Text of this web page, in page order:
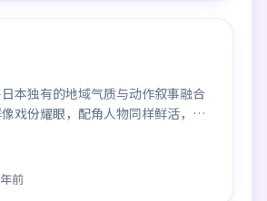
日本独有的地域气质与动作叙事融合
戏份耀眼，配角人物同样鲜活，整
前